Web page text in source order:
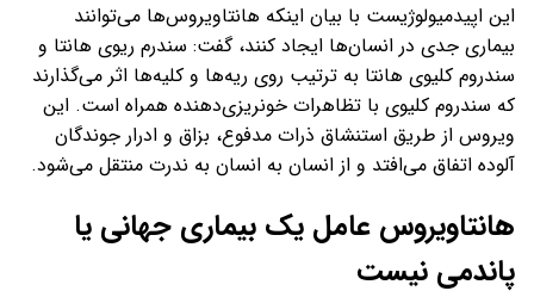
این اپیدمیولوژیست با بیان اینکه هانتاویروس‌ها می‌توانند
بیماری جدی در انسان‌ها ایجاد کنند، گفت: سندرم ریوی هانتا و
سندروم کلیوی هانتا به ترتیب روی ریه‌ها و کلیه‌ها اثر می‌گذارند
که سندروم کلیوی با تظاهرات خونریزی‌دهنده همراه است. این
ویروس از طریق استنشاق ذرات مدفوع، بزاق و ادرار جوندگان
آلوده اتفاق می‌افتد و از انسان به انسان به ندرت منتقل می‌شود.
هانتاویروس عامل یک بیماری جهانی یا
پاندمی نیست